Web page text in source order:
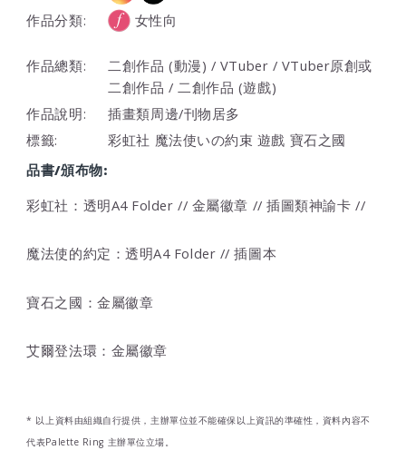
作品分類:
女性向
作品總類:
二創作品 (動漫) / VTuber / VTuber原創或
二創作品 / 二創作品 (遊戲)
作品說明:
插畫類周邊/刊物居多
標籤:
彩虹社 魔法使いの約束 遊戲 寶石之國
品書/頒布物:
彩虹社：透明A4 Folder // 金屬徽章 // 插圖類神諭卡 //
魔法使的約定：透明A4 Folder // 插圖本
寶石之國：金屬徽章
艾爾登法環： 金屬徽章
* 以上資料由組織自行提供，主辦單位並不能確保以上資訊的準確性，資料內容不
代表Palette Ring 主辦單位立場。